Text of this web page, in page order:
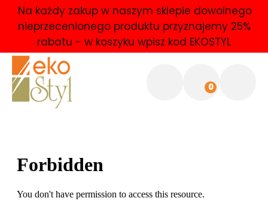
Na każdy zakup w naszym sklepie dowolnego
nieprzecenionego produktu przyznajemy 25%
rabatu - w koszyku wpisz kod EKOSTYL
0